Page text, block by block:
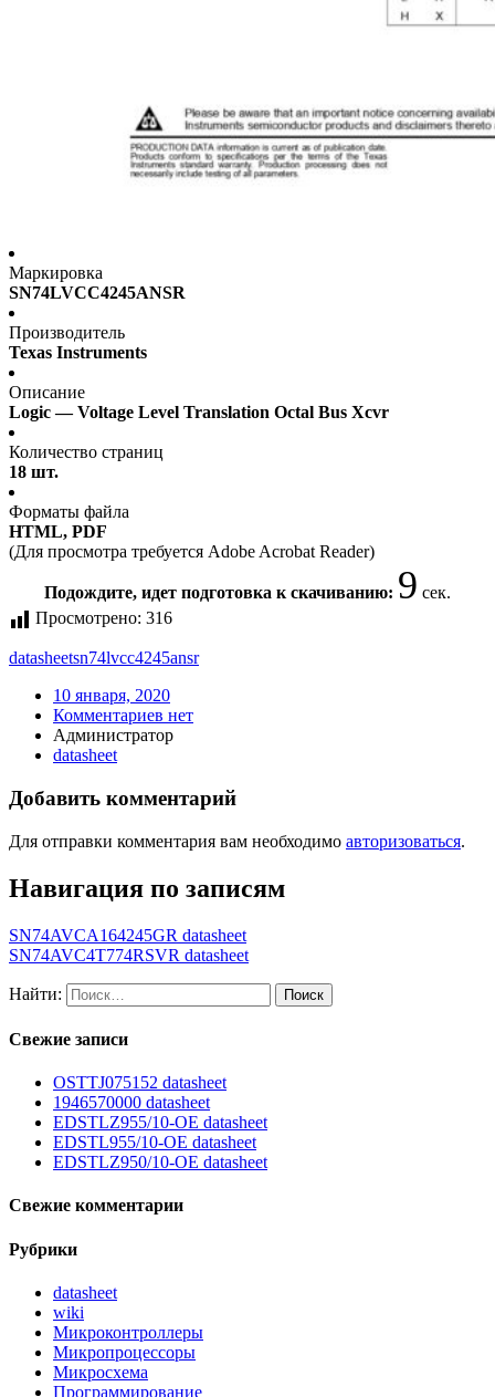
Маркировка
SN74LVCC4245ANSR
Производитель
Texas Instruments
Описание
Logic — Voltage Level Translation Octal Bus Xcvr
Количество страниц
18 шт.
Форматы файла
HTML, PDF
(Для просмотра требуется Adobe Acrobat Reader)
Подождите, идет подготовка к скачиванию: 9 сек.
Просмотрено: 316
datasheetsn74lvcc4245ansr
10 января, 2020
Комментариев нет
Администратор
datasheet
Добавить комментарий
Для отправки комментария вам необходимо авторизоваться.
Навигация по записям
SN74AVCA164245GR datasheet
SN74AVC4T774RSVR datasheet
Найти:
Свежие записи
OSTTJ075152 datasheet
1946570000 datasheet
EDSTLZ955/10-OE datasheet
EDSTL955/10-OE datasheet
EDSTLZ950/10-OE datasheet
Свежие комментарии
Рубрики
datasheet
wiki
Микроконтроллеры
Микропроцессоры
Микросхема
Программирование